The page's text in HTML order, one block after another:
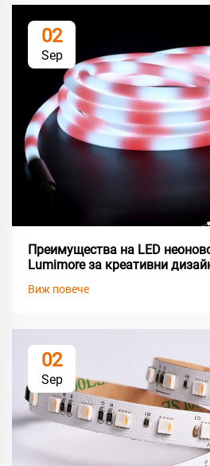
02
Sep
Преимущества на LED
Lumimore за креативни
Виж повече
02
Sep